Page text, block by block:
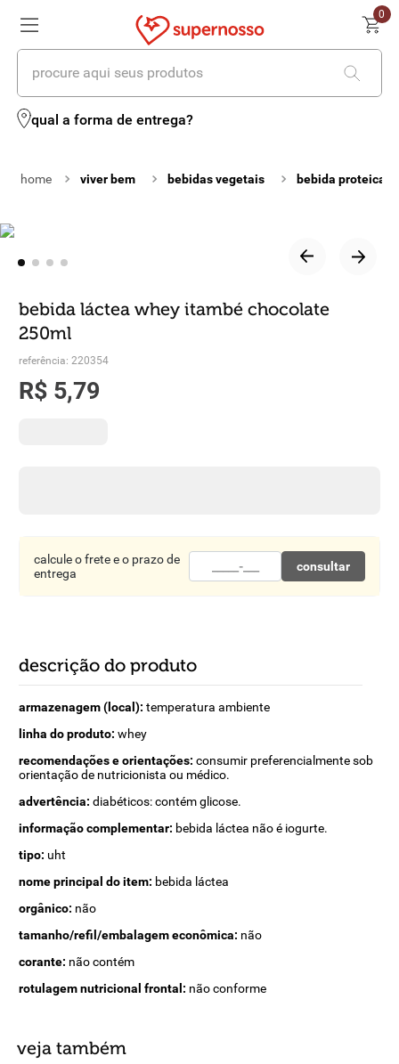
0
procure aqui seus produtos
qual a forma de entrega?
viver bem bebidas vegetais bebida proteica
bebida láctea whey itambé chocolate
250ml
referência: 220354
R$ 5,79
calcule o frete e o prazo de
entrega
consultar
descrição do produto
armazenagem (local): temperatura ambiente
linha do produto: whey
recomendações e orientações: consumir preferencialmente sob
orientação de nutricionista ou médico.
advertência: diabéticos: contém glicose.
informação complementar: bebida láctea não é iogurte.
tipo: uht
nome principal do item: bebida láctea
orgânico: não
tamanho/refil/embalagem econômica: não
corante: não contém
rotulagem nutricional frontal: não conforme
veja também
termos mais buscados
2º leite
º iogurte
6º vinhos